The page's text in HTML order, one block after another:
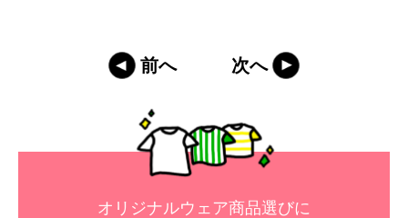
前へ 次へ
オリジナルウェア商品選びに